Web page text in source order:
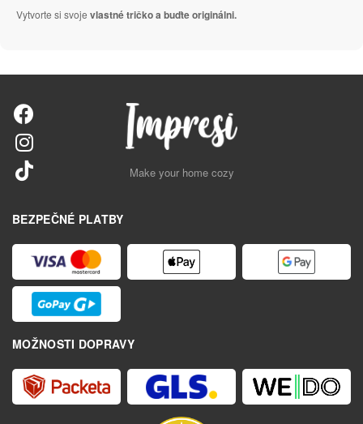
Vytvorte si svoje vlastné tričko a buďte originálni.
Make your home cozy
BEZPEČNÉ PLATBY
MOŽNOSTI DOPRAVY